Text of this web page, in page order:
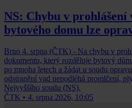
NS: Chybu v prohlášení
bytového domu lze
Brno 4. srpna (ČTK) - Na chybu v
dokumentu, který rozděluje bytový
po mnoha letech a žádat u soudu
odstranění vad nepodléhá promlčení,
Nejvyššího soudu (NS).
ČTK • 4. srpna 2026, 10:05